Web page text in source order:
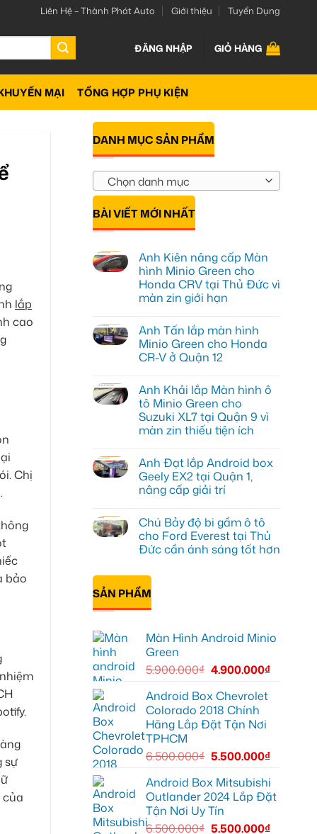
Liên Hệ – Thành Phát Auto Giới thiệu Tuyển Dụng
ĐĂNG NHẬP GIỎ HÀNG
MẠI TỔNG HỢP PHỤ KIỆN
lắp
cao
Chị
bảo
sự
của
DANH MỤC SẢN PHẨM
Chọn danh mục
BÀI VIẾT MỚI NHẤT
Anh Kiên nâng cấp Màn
hình Minio Green cho
Honda CRV tại Thủ Đức vì
màn zin giới hạn
bình
luận
ở
Anh
cấp
Màn
hình
Minio
Green
cho
tại
Thủ
Đức
vì
màn
hạn
Anh Tấn lắp màn hình
Minio Green cho Honda
CR-V ở Quận 12
bình
luận
ở
Anh
Tấn
lắp
Minio
Green
cho
Honda
ở
Quận
12
Anh Khải lắp Màn hình ô
tô Minio Green cho
Suzuki XL7 tại Quận 9 vì
màn zin thiếu tiện ích
bình
luận
ở
Anh
Màn
hình
ô
tô
Minio
cho
XL7
tại
Quận
màn
zin
thiếu
tiện
ích
Anh Đạt lắp Android box
Geely EX2 tại Quận 1,
nâng cấp giải trí
bình
luận
ở
Anh
Android
box
Geely
nâng
cấp
giải
Chú Bảy độ bi gầm ô tô
cho Ford Everest tại Thủ
Đức cần ánh sáng tốt hơn
có
luận
ở
Chú
gầm
cho
Everest
tại
Thủ
Đức
cần
ánh
sáng
tốt
SẢN PHẨM
Màn Hình Android Minio
Green
5.900.000₫ 4.900.000₫
Android Box Chevrolet
Colorado 2018 Chính
Hãng Lắp Đặt Tận Nơi
TPHCM
6.500.000₫ 5.500.000₫
Android Box Mitsubishi
Outlander 2024 Lắp Đặt
Tận Nơi Uy Tín
6.500.000₫ 5.500.000₫